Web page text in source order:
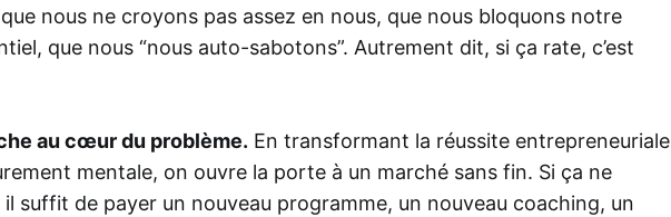
nous ne croyons pas assez en nous, que nous bloquons notre
que nous “nous auto-sabotons”. Autrement dit, si ça rate, c’est
au cœur du problème. En transformant la réussite entrepreneuriale
mentale, on ouvre la porte à un marché sans fin. Si ça ne
il suffit de payer un nouveau programme, un nouveau coaching, un